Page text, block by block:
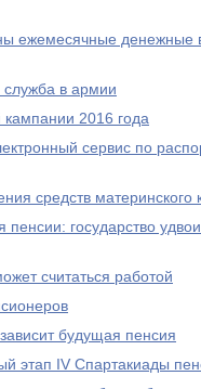
ежемесячные денежные
служба в армии
2016 года
сервис по
средств материнского
государство
считаться работой
будущая пенсия
этап IV Спартакиады